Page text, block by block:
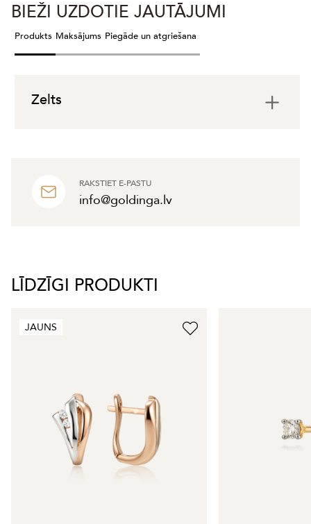
RAKSTIET E-PASTU
info@goldinga.lv
BIEŽI UZDOTIE JAUTĀJUMI
Produkts Maksājums Piegāde un atgriešana
Zelts
LĪDZĪGI PRODUKTI
JAUNS